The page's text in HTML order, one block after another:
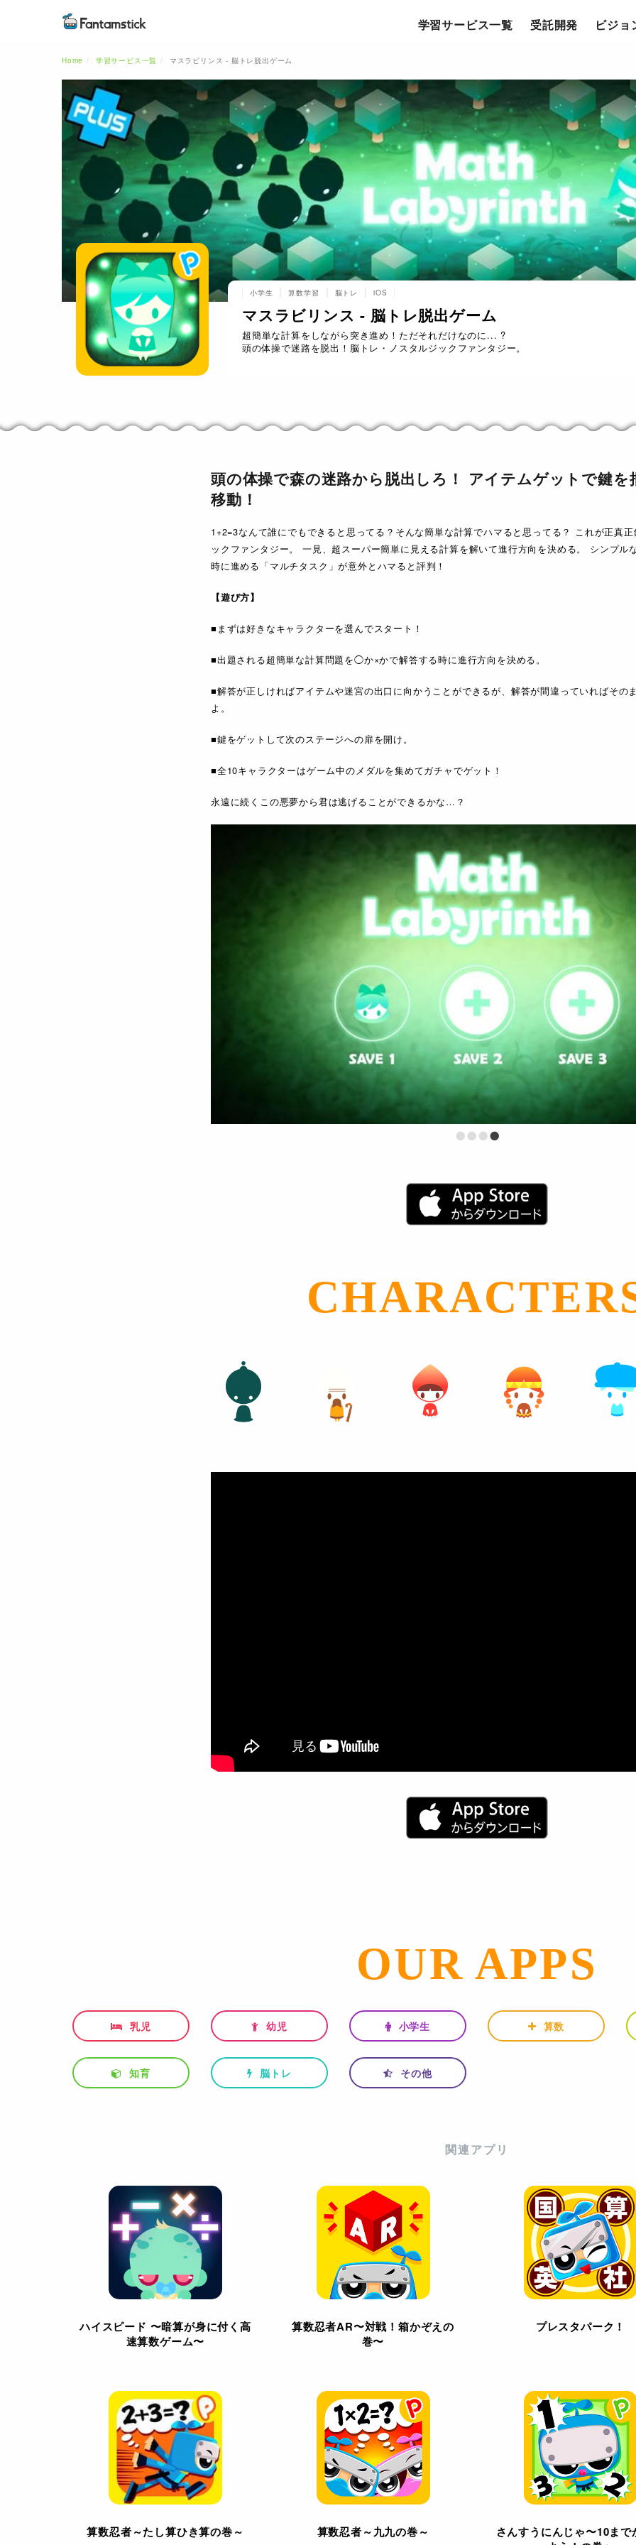
学習サービス一覧 受託開発 ビジョ
Home 学習サービス一覧 マスラビリンス - 脳トレ脱出ゲーム
小学生 算数学習 脳トレ iOS
マスラビリンス - 脳トレ脱出ゲーム
超簡単な計算をしながら突き進め！ただそれだけなのに... ?
頭の体操で迷路を脱出！脳トレ・ノスタルジックファンタジー。
頭の体操で森の迷路から脱出しろ！ アイテムゲットで鍵を
移動！
1+2=3なんて誰にでもできると思ってる？そんな簡単な計算でハマると思ってる？ これが正真
ックファンタジー。 一見、超スーパー簡単に見える計算を解いて進行方向を決める。 シンプル
時に進める「マルチタスク」が意外とハマると評判！
【遊び方】
■まずは好きなキャラクターを選んでスタート！
■出題される超簡単な計算問題を◯か×かで解答する時に進行方向を決める。
■解答が正しければアイテムや迷宮の出口に向かうことができるが、解答が間違っていればその
よ。
■鍵をゲットして次のステージへの扉を開け。
■全10キャラクターはゲーム中のメダルを集めてガチャでゲット！
永遠に続くこの悪夢から君は逃げることができるかな…？
••••
OUR APPS
乳児 幼児 小学生 算数
知育 脳トレ その他
関連アプリ
ハイスピード 〜暗算が身に付く高
速算数ゲーム〜
算数忍者AR〜対戦！箱かぞえの
巻〜
プレスタパーク！
算数忍者～たし算ひき算の巻～ 算数忍者～九九の巻～
さんすうにんじゃ〜10まで